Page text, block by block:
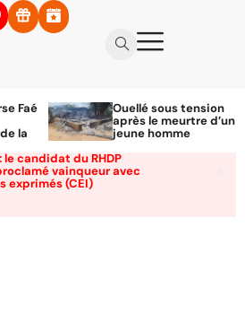
Faé
la
Ouellé sous tension
après le meurtre d’un
jeune homme
candidat du RHDP
vainqueur avec
exprimés (CEI)